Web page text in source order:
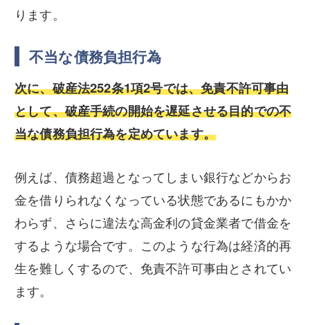
ります。
不当な債務負担行為
次に、破産法252条1項2号では、免責不許可事由
として、破産手続の開始を遅延させる目的での不
当な債務負担行為を定めています。
例えば、債務超過となってしまい銀行などからお
金を借りられなくなっている状態であるにもかか
わらず、さらに違法な高金利の貸金業者で借金を
するような場合です。このような行為は経済的再
生を難しくするので、免責不許可事由とされてい
ます。